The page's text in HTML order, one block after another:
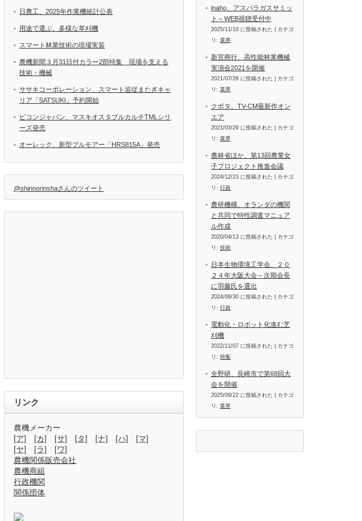
日農工、2025年作業機統計公表
用途で選ぶ、多様な草刈機
スマート林業技術の現場実装
農機新聞３月31日付カラー2部特集 現場を支える
技術・機械
ササキコーポレーション、スマート追従またぎキャ
リア「SATSUKI」予約開始
ビコンジャパン、マスキオスタブルカルチTMLシリ
ーズ発売
オーレック、新型ブルモアー「HRS815A」発売
@shinnorinshaさんのツイート
リンク
農機メーカー
[ア]
[カ] [サ] [タ] [ナ] [ハ]
[マ]
[ヤ]
[ラ]
[ワ]
農機関係販売会社
農機商組
行政機関
関係団体
inaho、アスパラガスサミッ
ト～WEB視聴受付中
2025/11/10 に投稿された
カテゴ
リ: 業界
新宮商行、高性能林業機械
実演会2021を開催
2021/07/26 に投稿された
カテゴ
リ: 業界
クボタ、TV-CM最新作オン
エア
2021/03/29 に投稿された
カテゴ
リ: 業界
農林省ほか、第13回農業女
子プロジェクト推進会議
2024/12/23 に投稿された
カテゴ
リ: 行政
農研機構、オランダの機関
と共同で特性調査マニュア
ル作成
2020/04/13 に投稿された
カテゴ
リ: 技術
日本生物環境工学会、２０
２４年大阪大会～次期会長
に羽藤氏を選出
2024/09/30 に投稿された
カテゴ
リ: 行政
電動化・ロボット化進む芝
刈機
2022/11/07 に投稿された
カテゴ
リ: 特集
全野研、長崎市で第68回大
会を開催
2025/09/22 に投稿された
カテゴ
リ: 業界